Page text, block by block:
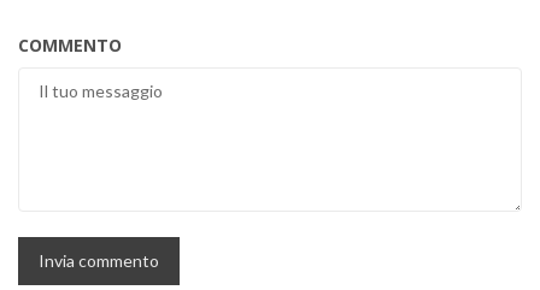
COMMENTO